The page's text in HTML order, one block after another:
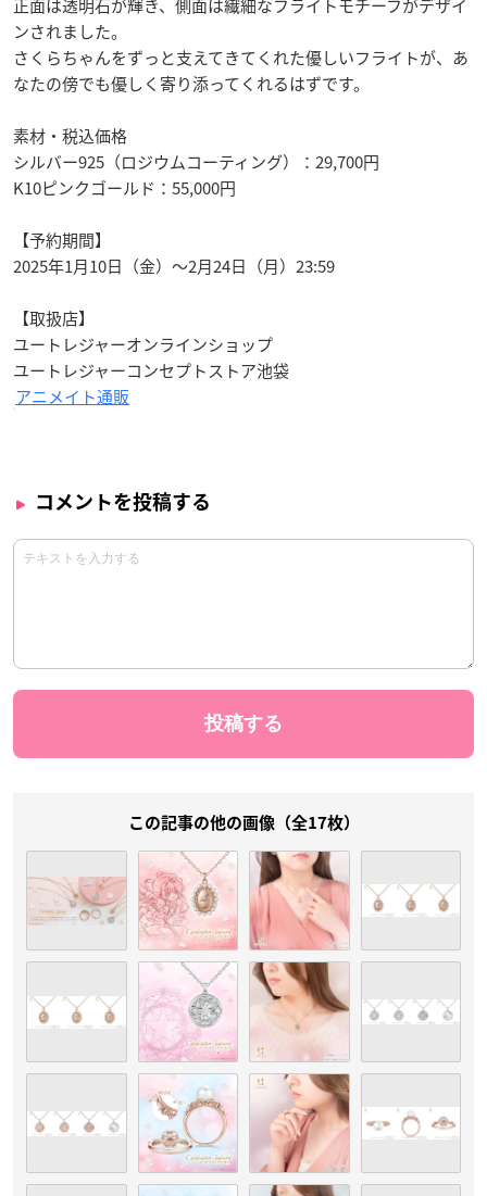
正面は透明石が輝き、側面は繊細なフライトモチーフがデザイ
ンされました。
さくらちゃんをずっと支えてきてくれた優しいフライトが、あ
なたの傍でも優しく寄り添ってくれるはずです。
素材・税込価格
シルバー925（ロジウムコーティング）：29,700円
K10ピンクゴールド：55,000円
【予約期間】
2025年1月10日（金）～2月24日（月）23:59
【取扱店】
ユートレジャーオンラインショップ
ユートレジャーコンセプトストア池袋
アニメイト通販
コメントを投稿する
この記事の他の画像（全17枚）